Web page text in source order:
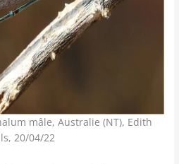
mâle, Australie (NT), Edith
20/04/22